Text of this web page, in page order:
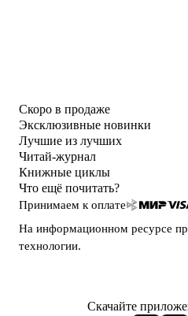
Скоро в продаже
Эксклюзивные новинки
Лучшие из лучших
Читай-журнал
Книжные циклы
Что ещё почитать?
Принимаем к оплате
На информационном ресурсе
технологии.
Скачайте